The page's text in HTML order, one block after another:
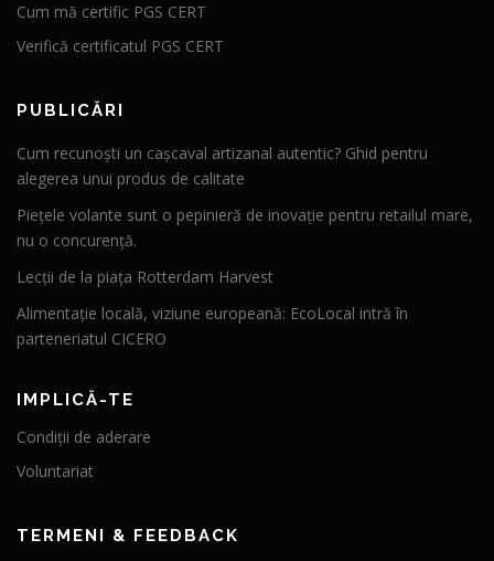
Cum mă certific PGS CERT
Verifică certificatul PGS CERT
PUBLICĂRI
Cum recunoști un cașcaval artizanal autentic? Ghid pentru
alegerea unui produs de calitate
Piețele volante sunt o pepinieră de inovație pentru retailul mare,
nu o concurență.
Lecții de la piața Rotterdam Harvest
Alimentație locală, viziune europeană: EcoLocal intră în
parteneriatul CICERO
IMPLICĂ-TE
Condiții de aderare
Voluntariat
TERMENI & FEEDBACK